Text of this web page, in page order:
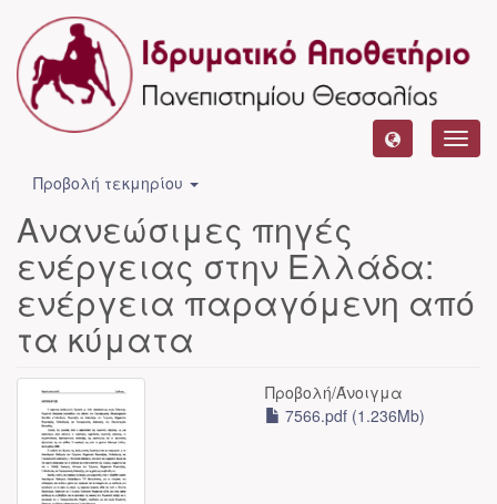
Προβολή τεκμηρίου
Ανανεώσιμες πηγές
ενέργειας στην Ελλάδα:
ενέργεια παραγόμενη από
τα κύματα
Προβολή/Άνοιγμα
7566.pdf (1.236Mb)